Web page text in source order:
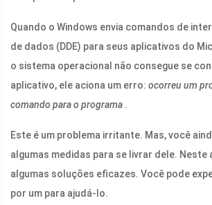
Quando o Windows envia comandos de
de dados (DDE) para seus aplicativos do
o sistema operacional não consegue se
aplicativo, ele aciona um erro: ocorreu um
comando para o programa .
Este é um problema irritante. Mas, você
algumas medidas para se livrar dele. Neste
algumas soluções eficazes. Você pode
por um para ajudá-lo.